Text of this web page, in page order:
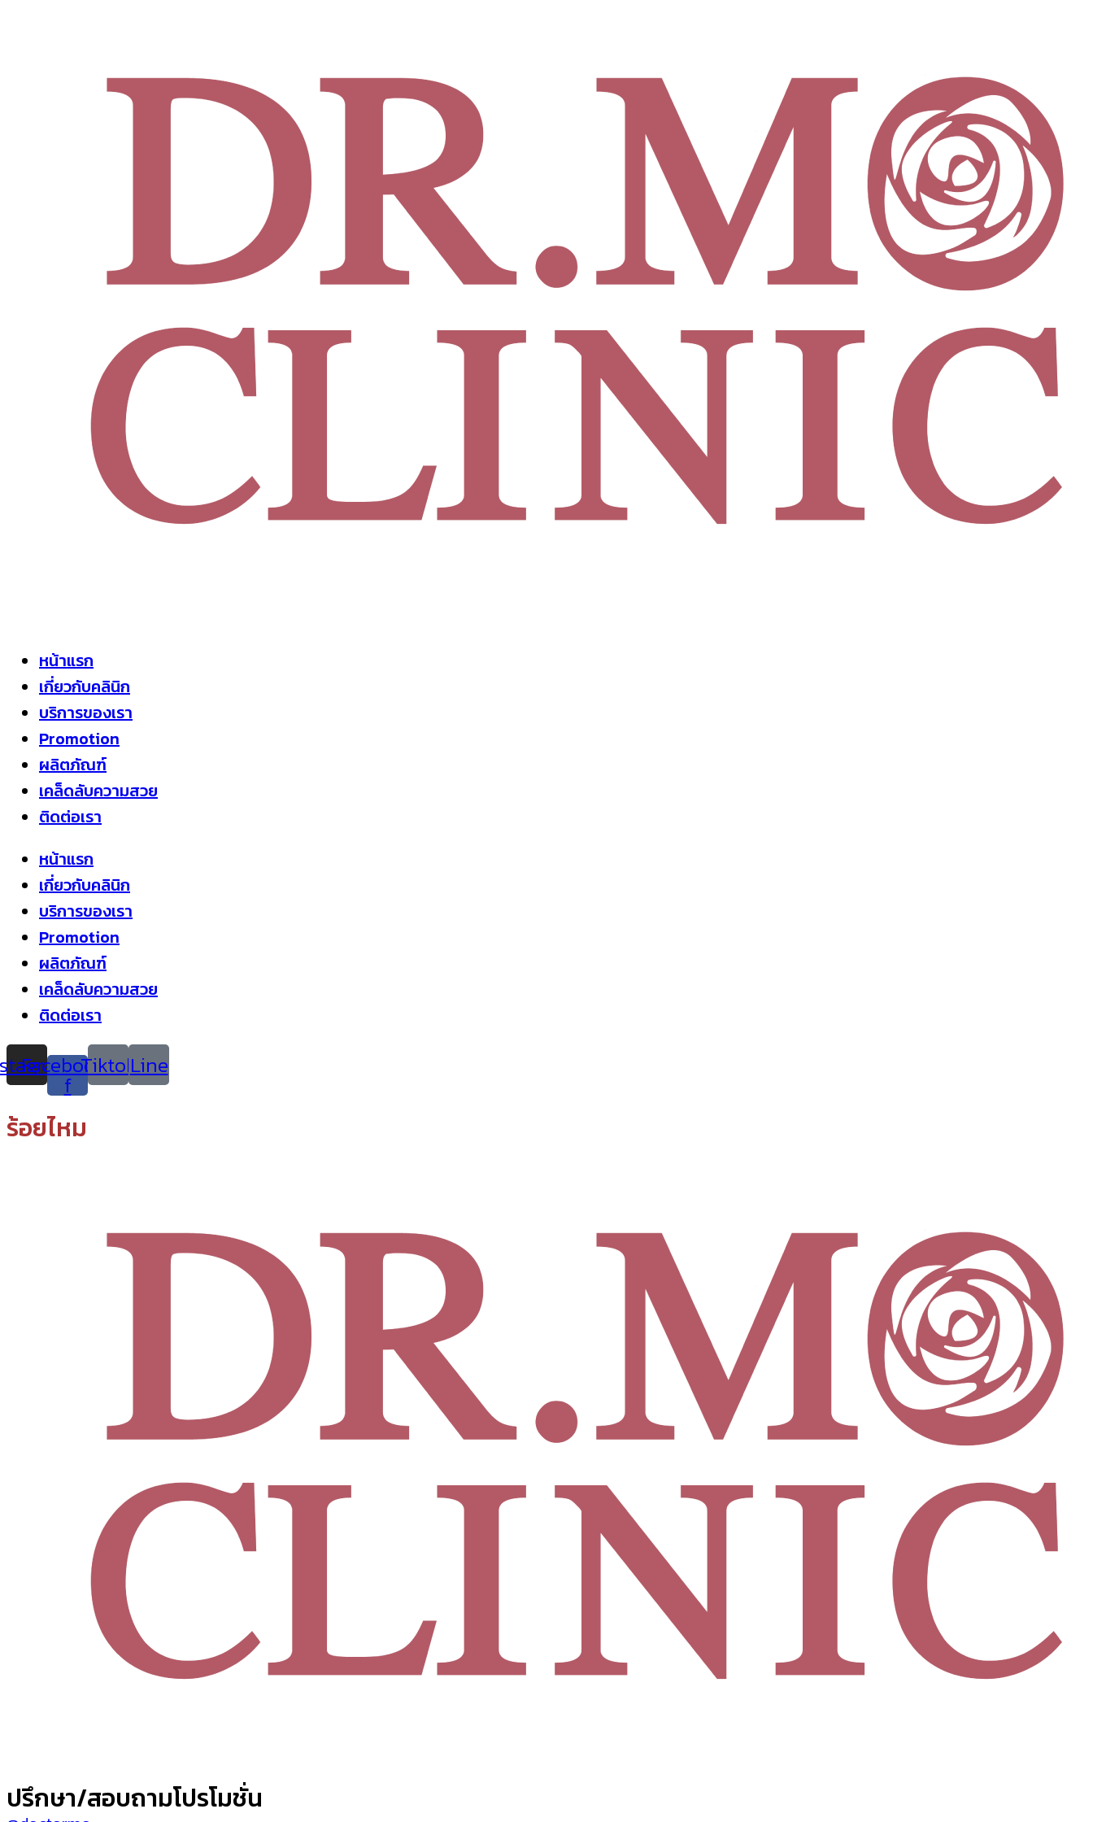
หน้าแรก
เกี่ยวกับคลินิก
บริการของเรา
Promotion
ผลิตภัณฑ์
เคล็ดลับความสวย
ติดต่อเรา
หน้าแรก
เกี่ยวกับคลินิก
บริการของเรา
Promotion
ผลิตภัณฑ์
เคล็ดลับความสวย
ติดต่อเรา
Facebook-
f
TiktokLine
ร้อยไหม
ปรึกษา/สอบถามโปรโมชั่น